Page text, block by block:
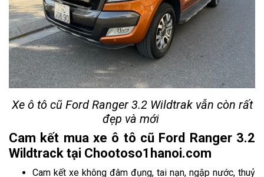
Xe ô tô cũ Ford Ranger 3.2 Wildtrak vẫn còn rất
đẹp và mới
Cam kết mua xe ô tô cũ Ford Ranger 3.2
Wildtrack tại Chootoso1hanoi.com
Cam kết xe không đâm đụng, tai nạn, ngập nước, thuỷ